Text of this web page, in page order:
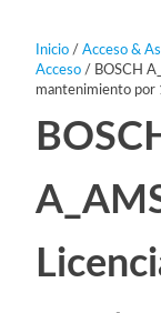
Inicio/ Acceso &
Acceso/ BOSCH
mantenimiento por